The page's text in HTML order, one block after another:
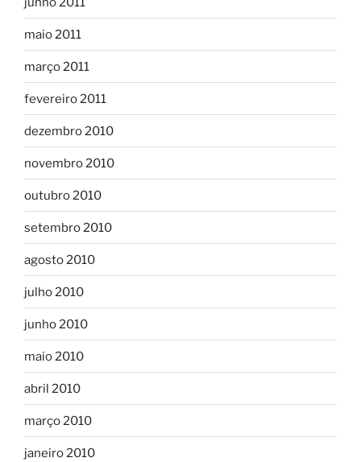
maio 2011
março 2011
fevereiro 2011
dezembro 2010
novembro 2010
outubro 2010
setembro 2010
agosto 2010
julho 2010
junho 2010
maio 2010
abril 2010
março 2010
janeiro 2010